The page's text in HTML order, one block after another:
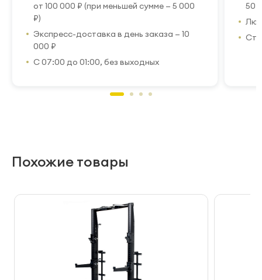
от 100 000 ₽ (при меньшей сумме — 5 000
₽)
Экспресс-доставка в день заказа — 10
000 ₽
С 07:00 до 01:00, без выходных
50
Похожие товары